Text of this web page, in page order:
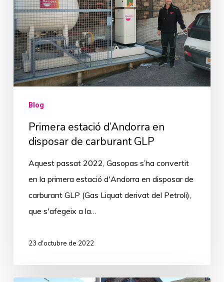
disposar
de
carburant
GLP
Blog
Primera estació d’Andorra en
disposar de carburant GLP
Aquest passat 2022, Gasopas s’ha convertit
en la primera estació d'Andorra en disposar de
carburant GLP (Gas Liquat derivat del Petroli),
que s'afegeix a la…
23 d'octubre de 2022